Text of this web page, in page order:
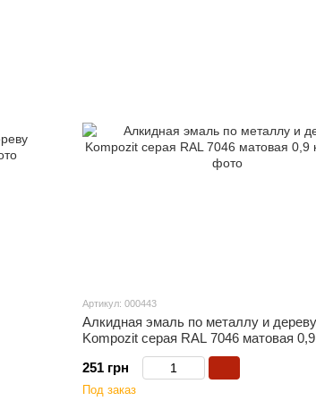
Артикул: 000443
Алкидная эмаль по металлу и дереву
Kompozit серая RAL 7046 матовая 0,9
251 грн
Под заказ